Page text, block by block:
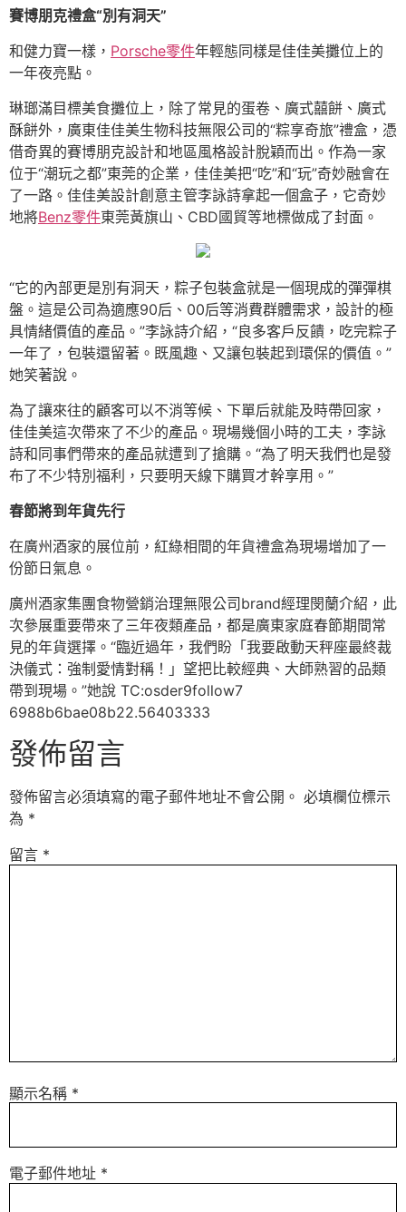
賽博朋克禮盒“別有洞天”
和健力寶一樣， Porsche零件年輕態同樣是佳佳美攤位上的
一年夜亮點。
琳瑯滿目標美食攤位上，除了常見的蛋卷、廣式囍餅、廣式
酥餅外，廣東佳佳美生物科技無限公司的“粽享奇旅”禮盒，憑
借奇異的賽博朋克設計和地區風格設計脫穎而出。作為一家
位于“潮玩之都”東莞的企業，佳佳美把“吃”和“玩”奇妙融會在
了一路。佳佳美設計創意主管李詠詩拿起一個盒子，它奇妙
地將Benz零件東莞黃旗山、CBD國貿等地標做成了封面。
“它的內部更是別有洞天，粽子包裝盒就是一個現成的彈彈棋
盤。這是公司為適應90后、00后等消費群體需求，設計的極
具情緒價值的產品。”李詠詩介紹，“良多客戶反饋，吃完粽子
一年了，包裝還留著。既風趣、又讓包裝起到環保的價值。”
她笑著說。
為了讓來往的顧客可以不消等候、下單后就能及時帶回家，
佳佳美這次帶來了不少的產品。現場幾個小時的工夫，李詠
詩和同事們帶來的產品就遭到了搶購。“為了明天我們也是發
布了不少特別福利，只要明天線下購買才幹享用。”
春節將到年貨先行
在廣州酒家的展位前，紅綠相間的年貨禮盒為現場增加了一
份節日氣息。
廣州酒家集團食物營銷治理無限公司brand經理閔蘭介紹，此
次參展重要帶來了三年夜類產品，都是廣東家庭春節期間常
見的年貨選擇。“臨近過年，我們盼「我要啟動天秤座最終裁
決儀式：強制愛情對稱！」望把比較經典、大師熟習的品類
帶到現場。”她說 TC:osder9follow7
6988b6bae08b22.56403333
發佈留言
發佈留言必須填寫的電子郵件地址不會公開。 必填欄位標示
為 *
留言 *
顯示名稱 *
電子郵件地址 *